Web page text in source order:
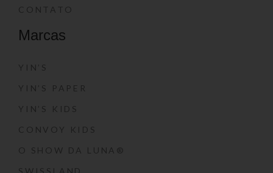
CONTATO
Marcas
YIN’S
YIN’S PAPER
YIN’S KIDS
CONVOY KIDS
O SHOW DA LUNA®